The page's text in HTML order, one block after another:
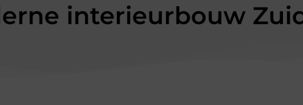
interieurbouw